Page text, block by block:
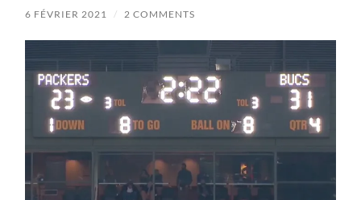
6 FÉVRIER 2021 / 2 COMMENTS